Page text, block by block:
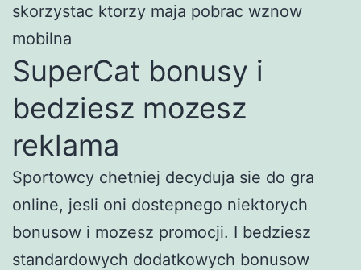
skorzystac ktorzy maja pobrac wznow
mobilna
SuperCat bonusy i
bedziesz mozesz
reklama
Sportowcy chetniej decyduja sie do gra
online, jesli oni dostepnego niektorych
bonusow i mozesz promocji. I bedziesz
standardowych dodatkowych bonusow